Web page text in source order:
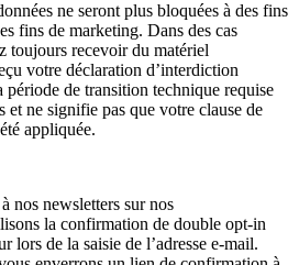
ne seront plus bloquées à des fins
fins de marketing. Dans des cas
toujours recevoir du matériel
votre déclaration d’interdiction
période de transition technique requise
et ne signifie pas que votre clause de
appliquée.
nos newsletters sur nos
la confirmation de double opt-in
lors de la saisie de l’adresse e-mail.